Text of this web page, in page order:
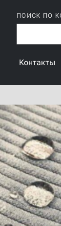
ПОИСК ПО
Контакты